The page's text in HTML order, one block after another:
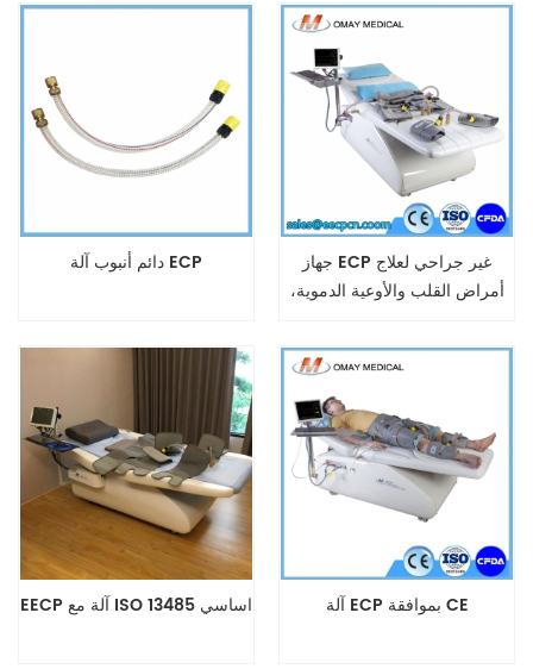
دائم أنبوب آلة ECP
جهاز ECP غير جراحي لعلاج
أمراض القلب والأوعية الدموية،
الأمريكية.
EECP آلة مع ISO 13485 اساسي آلة ECP بموافقة CE